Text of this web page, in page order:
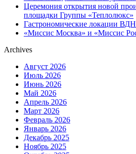
Церемония открытия новой
площадки Группы «Теплолюкс»
Гастрономические локации
«Миссис Москва» и «Миссис
Archives
Август 2026
Июль 2026
Июнь 2026
Май 2026
Апрель 2026
Март 2026
Февраль 2026
Январь 2026
Декабрь 2025
Ноябрь 2025